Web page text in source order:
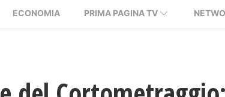
ECONOMIA PRIMA PAGINA TV